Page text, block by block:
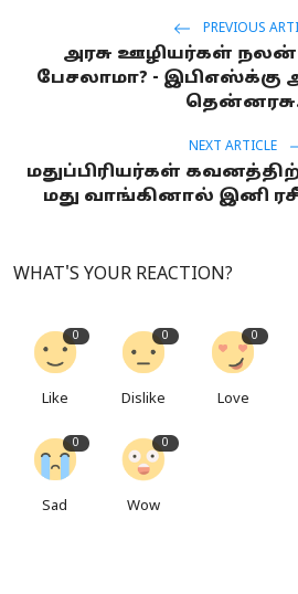
PREVIOUS
அரசு ஊழியர்கள்
பேசலாமா? -
NEXT ARTICLE
மதுப்பிரியர்கள்
மது வாங்கினால் இனி
WHAT'S YOUR REACTION?
0
Like
0
Dislike
0
Love
0
Sad
0
Wow